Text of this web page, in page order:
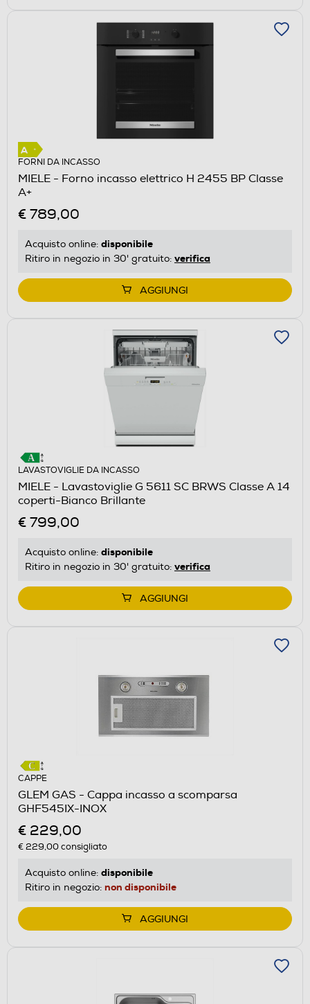
FORNI DA INCASSO
MIELE - Forno incasso elettrico H 2455 BP Classe
A+
€ 789,00
Acquisto online: disponibile
Ritiro in negozio in 30' gratuito: verifica
AGGIUNGI
LAVASTOVIGLIE DA INCASSO
MIELE - Lavastoviglie G 5611 SC BRWS Classe A 14
coperti-Bianco Brillante
€ 799,00
Acquisto online: disponibile
Ritiro in negozio in 30' gratuito: verifica
AGGIUNGI
CAPPE
GLEM GAS - Cappa incasso a scomparsa
GHF545IX-INOX
€ 229,00
€ 229,00consigliato
Acquisto online: disponibile
Ritiro in negozio: non disponibile
AGGIUNGI